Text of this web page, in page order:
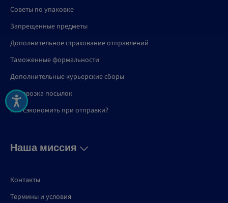
Советы по упаковке
Запрещенные предметы
Дополнительное страхование отправлений
Таможенные формальности
Дополнительные курьерские сборы
Перевозка посылок
Как сэкономить при отправки?
Наша миссия
Контакты
Термины и условия